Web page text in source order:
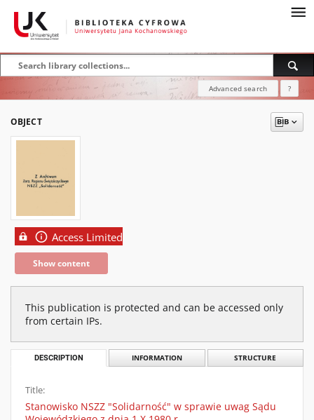
Advanced search ?
OBJECT
Access Limited
Show content
This publication is protected and can be accessed only
from certain IPs.
DESCRIPTION INFORMATION STRUCTURE
Title:
Stanowisko NSZZ "Solidarność" w sprawie uwag Sądu